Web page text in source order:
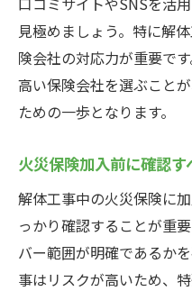
見極めましょう。特に解
険会社の対応力が重要で
高い保険会社を選ぶこと
ための一歩となります。
火災保険加入前に確認
解体工事中の火災保険に
っかり確認することが重
バー範囲が明確であるか
事はリスクが高いため、